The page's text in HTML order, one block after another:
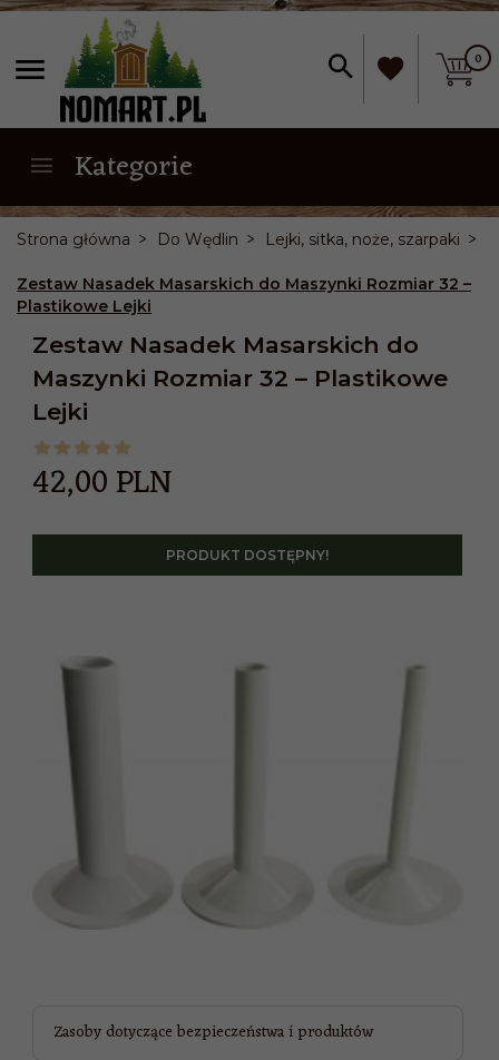
0
Kategorie
Strona główna Do Wędlin Lejki, sitka, noże, szarpaki
Zestaw Nasadek Masarskich do Maszynki Rozmiar 32 –
Plastikowe Lejki
Zestaw Nasadek Masarskich do
Maszynki Rozmiar 32 – Plastikowe
Lejki
42,00PLN
PRODUKT DOSTĘPNY!
Zasoby dotyczące bezpieczeństwa i produktów